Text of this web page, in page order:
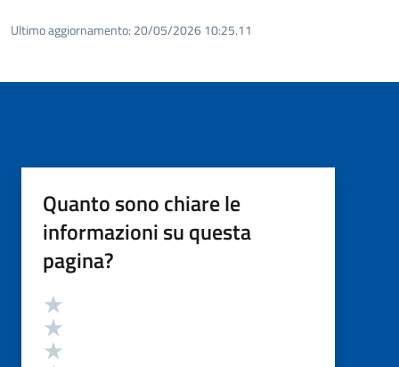
Ultimo aggiornamento: 20/05/2026 10:25.11
Quanto sono chiare le
informazioni su questa
pagina?
Valutazione